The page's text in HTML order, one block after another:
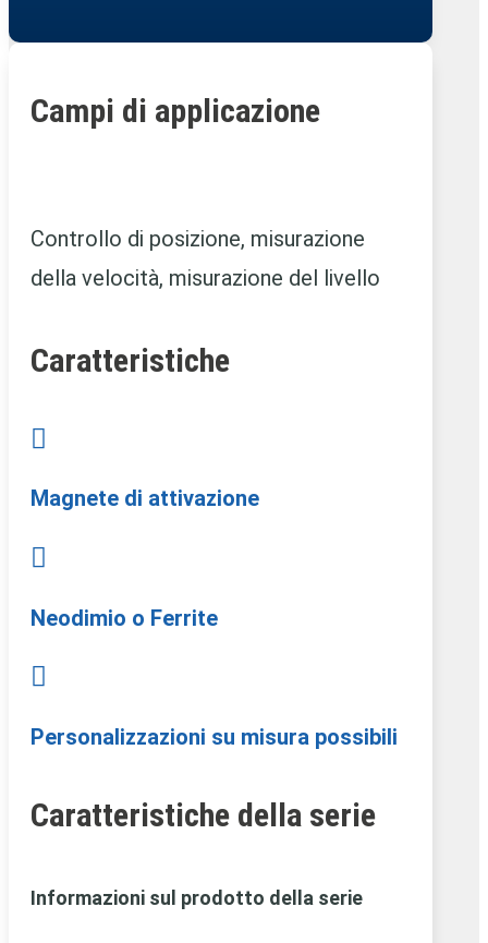
Campi di applicazione
Controllo di posizione, misurazione
della velocità, misurazione del livello
Caratteristiche

Magnete di attivazione

Neodimio o Ferrite

Personalizzazioni su misura possibili
Caratteristiche della serie
Informazioni sul prodotto della serie